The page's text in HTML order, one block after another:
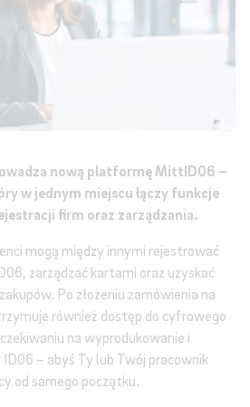
nową platformę MittID06 –
w jednym miejscu łączy funkcje
firm oraz zarządzania.
mogą między innymi rejestrować
zarządzać kartami oraz uzyskać
Po złożeniu zamówienia na
również dostęp do cyfrowego
na wyprodukowanie i
– abyś Ty lub Twój pracownik
od samego początku.